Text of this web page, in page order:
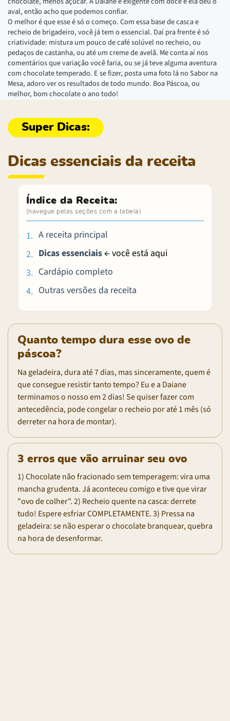
aval, então acho que podemos confiar.
O melhor é que esse é só o começo. Com essa base de casca e
recheio de brigadeiro, você já tem o essencial. Daí pra frente é só
criatividade: mistura um pouco de café solúvel no recheio, ou
pedaços de castanha, ou até um creme de avelã. Me conta aí nos
comentários que variação você faria, ou se já teve alguma aventura
com chocolate temperado. E se fizer, posta uma foto lá no Sabor na
Mesa, adoro ver os resultados de todo mundo. Boa Páscoa, ou
melhor, bom chocolate o ano todo!
Dicas essenciais da receita
Índice da Receita:
A receita principal
Dicas essenciais← você está aqui
Cardápio completo
Outras versões da receita
Quanto tempo dura esse ovo de
páscoa?
Na geladeira, dura até 7 dias, mas sinceramente, quem é
que consegue resistir tanto tempo? Eu e a Daiane
terminamos o nosso em 2 dias! Se quiser fazer com
antecedência, pode congelar o recheio por até 1 mês (só
derreter na hora de montar).
3 erros que vão arruinar seu ovo
1) Chocolate não fracionado sem temperagem: vira uma
mancha grudenta. Já aconteceu comigo e tive que virar
"ovo de colher". 2) Recheio quente na casca: derrete
tudo! Espere esfriar COMPLETAMENTE. 3) Pressa na
geladeira: se não esperar o chocolate branquear, quebra
na hora de desenformar.